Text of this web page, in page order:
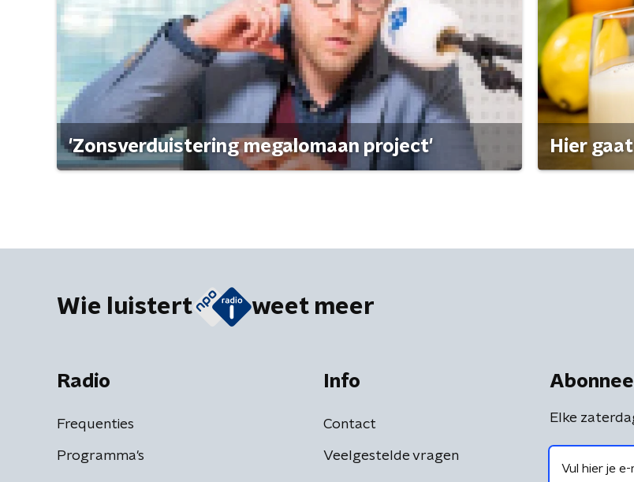
'Zonsverduistering megalomaan project' Hier
Wie luistert weet meer
Radio
Frequenties
Programma's
Info
Contact
Veelgestelde vragen
Elke